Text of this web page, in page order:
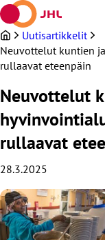
Siirry
sisältöön
Uutisartikkelit
Neuvottelut kuntien
rullaavat eteenpäin
Neuvottelut
rullaavat
28.3.2025